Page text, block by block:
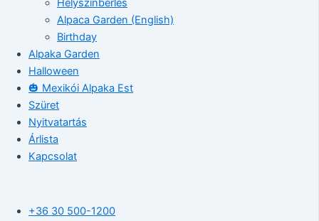
Helyszínbérlés
Alpaca Garden (English)
Birthday
Alpaka Garden
Halloween
🎃 Mexikói Alpaka Est
Szüret
Nyitvatartás
Árlista
Kapcsolat
+36 30 500-1200​